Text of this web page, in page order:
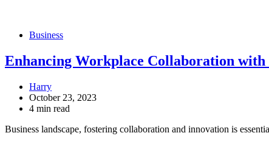
Business
Enhancing Workplace Collaboration
Harry
October 23, 2023
4 min read
Business landscape, fostering collaboration and innovation is